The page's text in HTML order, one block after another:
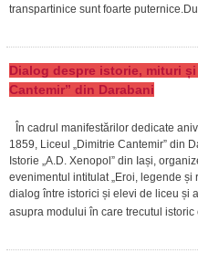
transpartinice sunt foarte
Dialog despre istorie, mituri
Cantemir” din Darabani
În cadrul manifestărilor dedicate
1859, Liceul „Dimitrie Cantemir” din
Istorie „A.D. Xenopol” din Iași,
evenimentul intitulat „Eroi, legende și
dialog între istorici și elevi de liceu și
asupra modului în care trecutul istoric